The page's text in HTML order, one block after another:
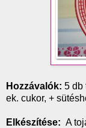
Hozzávalók: 5 db
ek. cukor, +
Elkészítése: A